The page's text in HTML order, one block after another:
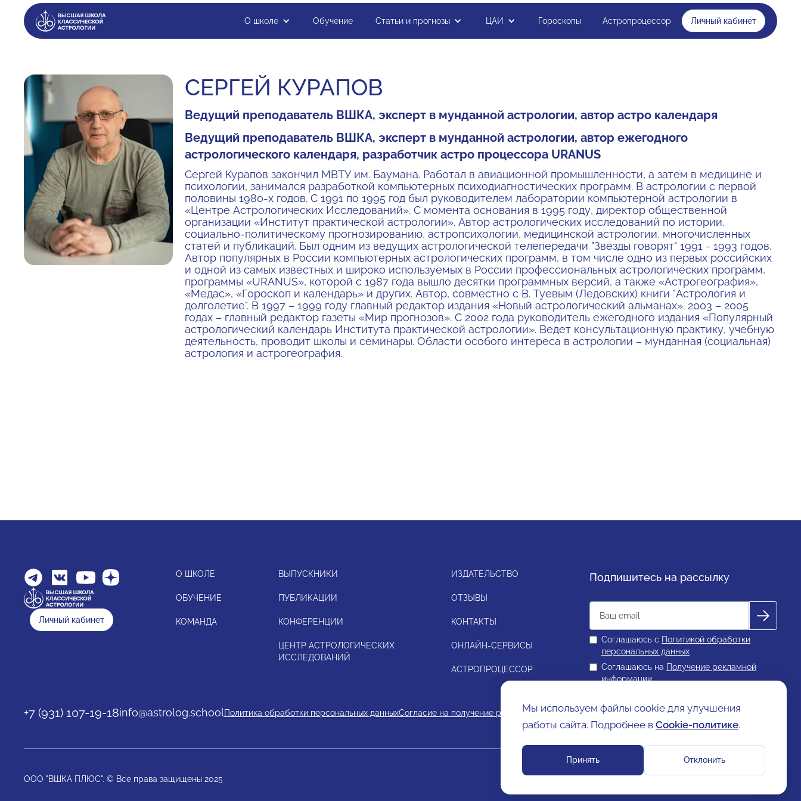
Мы используем файлы cookie для улучшения
работы сайта. Подробнее в Cookie-политике.
Принять Отклонить
О школе Обучение Статьи и прогнозы ЦАИ Гороскопы Астропроцессор Личный кабинет
СЕРГЕЙ КУРАПОВ
Ведущий преподаватель ВШКА, эксперт в мунданной астрологии, автор астро календаря
Ведущий преподаватель ВШКА, эксперт в мунданной астрологии, автор ежегодного
астрологического календаря, разработчик астро процессора URANUS
Сергей Курапов закончил МВТУ им. Баумана. Работал в авиационной промышленности, а затем в медицине и
психологии, занимался разработкой компьютерных психодиагностических программ. В астрологии с первой
половины 1980-х годов. C 1991 по 1995 год был руководителем лаборатории компьютерной астрологии в
«Центре Астрологических Исследований». С момента основания в 1995 году, директор общественной
организации «Институт практической астрологии». Автор астрологических исследований по истории,
социально-политическому прогнозированию, астропсихологии, медицинской астрологии, многочисленных
статей и публикаций. Был одним из ведущих астрологической телепередачи "Звезды говорят" 1991 - 1993 годов.
Автор популярных в России компьютерных астрологических программ, в том числе одно из первых российских
и одной из самых известных и широко используемых в России профессиональных астрологических программ,
программы «URANUS», которой с 1987 года вышло десятки программных версий, а также «Астрогеография»,
«Медас», «Гороскоп и календарь» и других. Автор, совместно с В. Туевым (Ледовских) книги "Астрология и
долголетие". В 1997 – 1999 году главный редактор издания «Новый астрологический альманах». 2003 – 2005
годах – главный редактор газеты «Мир прогнозов». С 2002 года руководитель ежегодного издания «Популярный
астрологический календарь Института практической астрологии». Ведет консультационную практику, учебную
деятельность, проводит школы и семинары. Области особого интереса в астрологии – мунданная (социальная)
астрология и астрогеография.
Личный кабинет
О ШКОЛЕ
ОБУЧЕНИЕ
КОМАНДА
ВЫПУСКНИКИ
ПУБЛИКАЦИИ
КОНФЕРЕНЦИИ
ЦЕНТР АСТРОЛОГИЧЕСКИХ
ИССЛЕДОВАНИЙ
ИЗДАТЕЛЬСТВО
ОТЗЫВЫ
КОНТАКТЫ
ОНЛАЙН-СЕРВИСЫ
АСТРОПРОЦЕССОР
Подпишитесь на рассылку
Соглашаюсь с Политикой обработки
персональных данных
Соглашаюсь на Получение рекламной
информации
+7 (931) 107-19-18info@astrolog.schoolПолитика обработки персональных данныхСогласие на получение рекламной информацииДоговор офертыCookie-политика
ООО "ВШКА ПЛЮС". © Все права защищены 2025